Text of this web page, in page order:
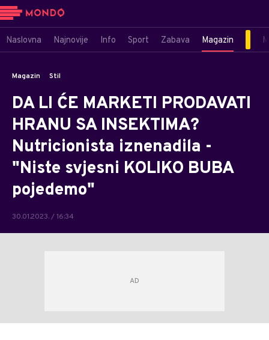
Naslovna Najnovije Info Sport Zabava Magazin
Magazin Stil
DA LI ĆE MARKETI PRODAVATI
HRANU SA INSEKTIMA?
Nutricionista iznenadila -
"Niste svjesni KOLIKO BUBA
pojedemo"
30.01.2023. / 16:34